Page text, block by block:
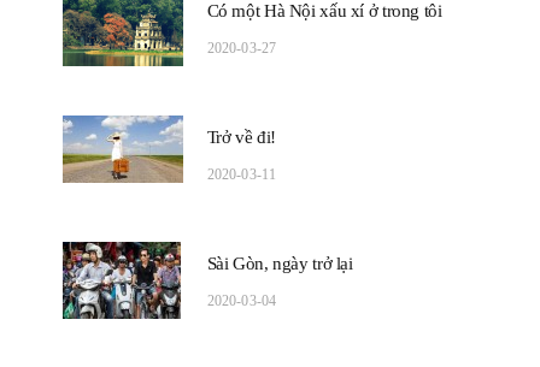
Có một Hà Nội xấu xí ở trong tôi
2020-03-27
Trở về đi!
2020-03-11
Sài Gòn, ngày trở lại
2020-03-04